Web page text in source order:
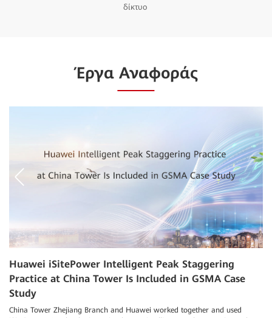
δίκτυο
Έργα Αναφοράς
Huawei iSitePower Intelligent Peak Staggering
Practice at China Tower Is Included in GSMA Case
Study
China Tower Zhejiang Branch and Huawei worked together and used